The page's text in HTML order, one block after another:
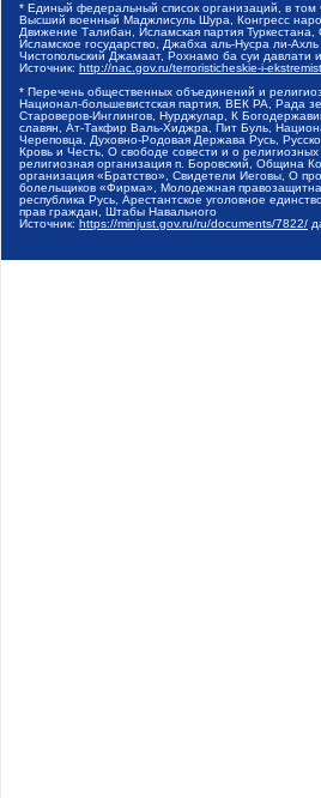
* Единый федеральный список организаций, в том
Высший военный Маджлисуль Шура, Конгресс
Движение Талибан, Исламская партия
Исламское государство, Джабха аль-Нусра ли-
Чистопольский Джамаат, Рохнамо ба суи
Источник: http://nac.gov.ru/terroristicheskie-i-
* Перечень общественных объединений и
Национал-большевистская партия, ВЕК РА, Рада
Староверов-Инглингов, Нурджулар, К
славян, Ат-Такфир Валь-Хиджра, Пит Буль,
Череповца, Духовно-Родовая Держава Русь,
Кровь и Честь, О свободе совести и о
религиозная организация п. Боровский, Община
организация «Братство», Свидетели Иеговы, О
болельщиков «Фирма», Молодежная
республика Русь, Арестантское уголовное
прав граждан, Штабы Навального
Источник: https://minjust.gov.ru/ru/documents/7822/